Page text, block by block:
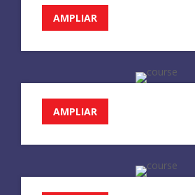
AMPLIAR
AMPLIAR